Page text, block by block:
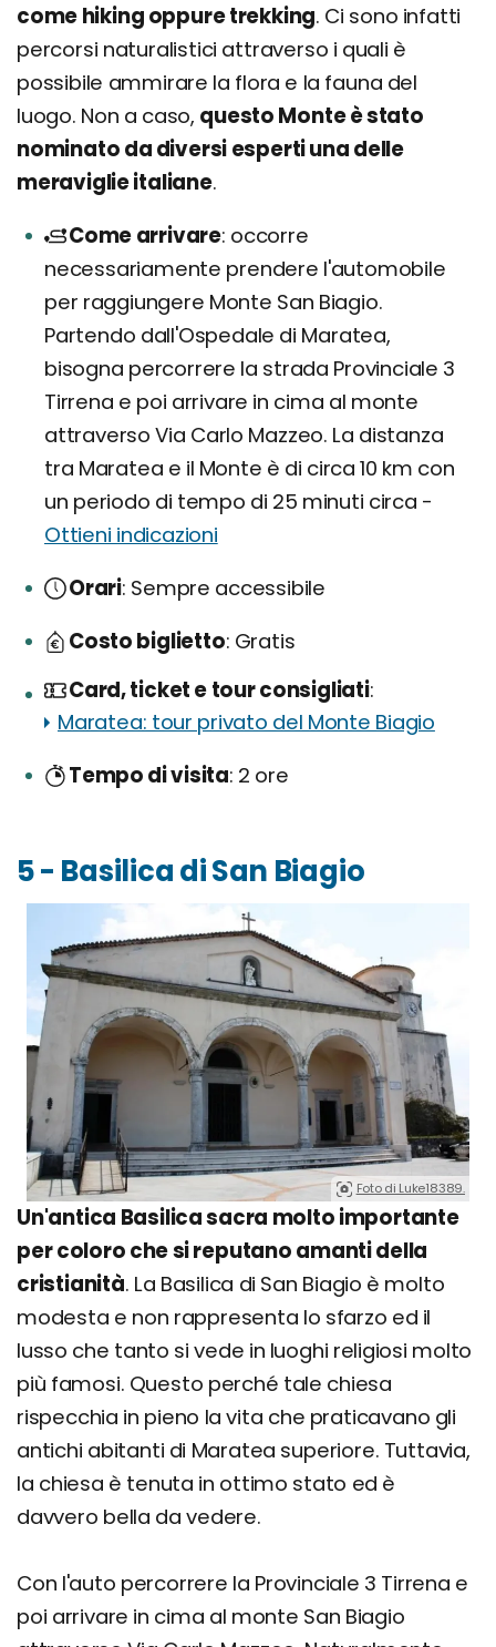
come hiking oppure trekking. Ci sono infatti
percorsi naturalistici attraverso i quali è
possibile ammirare la flora e la fauna del
luogo. Non a caso, questo Monte è stato
nominato da diversi esperti una delle
meraviglie italiane.
Come arrivare occorre
necessariamente prendere l'automobile
per raggiungere Monte San Biagio.
Partendo dall'Ospedale di Maratea,
bisogna percorrere la strada Provinciale 3
Tirrena e poi arrivare in cima al monte
attraverso Via Carlo Mazzeo. La distanza
tra Maratea e il Monte è di circa 10 km con
un periodo di tempo di 25 minuti circa -
Ottieni indicazioni
Orari Sempre accessibile
Costo biglietto Gratis
Card, ticket e tour consigliati
Maratea: tour privato del Monte Biagio
Tempo di visita 2 ore
5 - Basilica di San Biagio
Foto di Luke18389.
Un'antica Basilica sacra molto importante
per coloro che si reputano amanti della
cristianità. La Basilica di San Biagio è molto
modesta e non rappresenta lo sfarzo ed il
lusso che tanto si vede in luoghi religiosi molto
più famosi. Questo perché tale chiesa
rispecchia in pieno la vita che praticavano gli
antichi abitanti di Maratea superiore. Tuttavia,
la chiesa è tenuta in ottimo stato ed è
davvero bella da vedere.
Con l'auto percorrere la Provinciale 3 Tirrena e
poi arrivare in cima al monte San Biagio